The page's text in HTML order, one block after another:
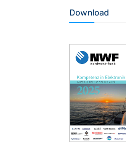
Download